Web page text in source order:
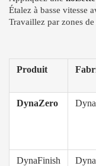
Étalez à basse vitesse
Travaillez par zones
Produit
DynaZero
DynaFinish